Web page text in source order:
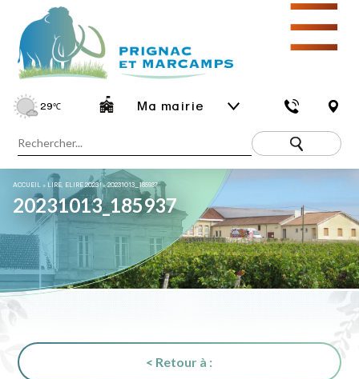
29℃ Ma mairie
☰
ACCUEIL » LIRE, ELIRE 2023 !»20231013_185937
20231013_185937
< Retour à :